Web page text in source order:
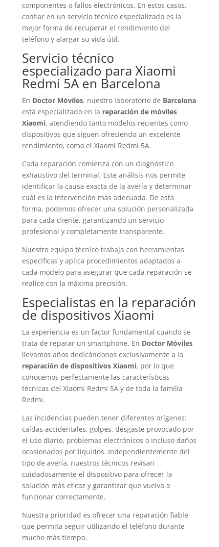
componentes o fallos electrónicos. En estos casos,
confiar en un servicio técnico especializado es la
mejor forma de recuperar el rendimiento del
teléfono y alargar su vida útil.
Servicio técnico
especializado para Xiaomi
Redmi 5A en Barcelona
En Doctor Móviles, nuestro laboratorio de Barcelona
está especializado en la reparación de móviles
Xiaomi, atendiendo tanto modelos recientes como
dispositivos que siguen ofreciendo un excelente
rendimiento, como el Xiaomi Redmi 5A.
Cada reparación comienza con un diagnóstico
exhaustivo del terminal. Este análisis nos permite
identificar la causa exacta de la avería y determinar
cuál es la intervención más adecuada. De esta
forma, podemos ofrecer una solución personalizada
para cada cliente, garantizando un servicio
profesional y completamente transparente.
Nuestro equipo técnico trabaja con herramientas
específicas y aplica procedimientos adaptados a
cada modelo para asegurar que cada reparación se
realice con la máxima precisión.
Especialistas en la reparación
de dispositivos Xiaomi
La experiencia es un factor fundamental cuando se
trata de reparar un smartphone. En Doctor Móviles
llevamos años dedicándonos exclusivamente a la
reparación de dispositivos Xiaomi, por lo que
conocemos perfectamente las características
técnicas del Xiaomi Redmi 5A y de toda la familia
Redmi.
Las incidencias pueden tener diferentes orígenes:
caídas accidentales, golpes, desgaste provocado por
el uso diario, problemas electrónicos o incluso daños
ocasionados por líquidos. Independientemente del
tipo de avería, nuestros técnicos revisan
cuidadosamente el dispositivo para ofrecer la
solución más eficaz y garantizar que vuelva a
funcionar correctamente.
Nuestra prioridad es ofrecer una reparación fiable
que permita seguir utilizando el teléfono durante
mucho más tiempo.